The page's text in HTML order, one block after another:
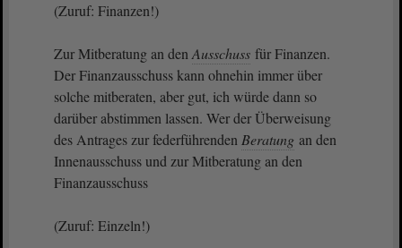
(Zuruf: Finanzen!)
Zur Mitberatung an den Ausschuss für Finanzen.
Der Finanzausschuss kann ohnehin immer über
solche mitberaten, aber gut, ich würde dann so
darüber abstimmen lassen. Wer der Überweisung
des Antrages zur federführenden Beratung an den
Innenausschuss und zur Mitberatung an den
Finanzausschuss
(Zuruf: Einzeln!)